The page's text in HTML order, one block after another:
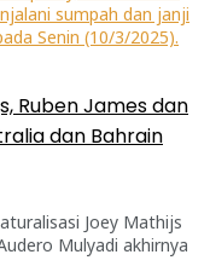
Ruben James dan
dan Bahrain
Joey Mathijs
Mulyadi akhirnya